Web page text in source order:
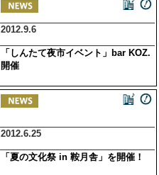
2012.9.6
「しんたて夜市イベント」bar KOZ.
開催
2012.6.25
「夏の文化祭 in 鞍月舎」を開催！